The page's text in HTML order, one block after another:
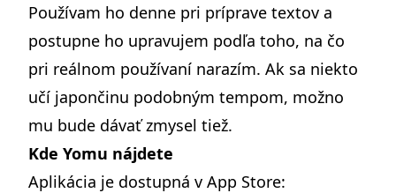
Používam ho denne pri príprave textov a
postupne ho upravujem podľa toho, na čo
pri reálnom používaní narazím. Ak sa niekto
učí japončinu podobným tempom, možno
mu bude dávať zmysel tiež.
Kde Yomu nájdete
Aplikácia je dostupná v App Store: